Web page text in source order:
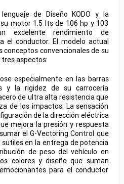
de Diseño KODO y la
motor 1.5 lts de 106 hp y 103
excelente rendimiento de
el conductor. El modelo actual
conceptos convencionales de su
aspectos:
especialmente en las barras
y la rigidez de su carrocería
de ultra alta resistencia que
de los impactos. La sensación
de la dirección eléctrica
mejora la presión y respuesta
el G-Vectoring Control que
en la entrega de potencia
de peso del vehículo en
colores y diseño que suman
para el conductor